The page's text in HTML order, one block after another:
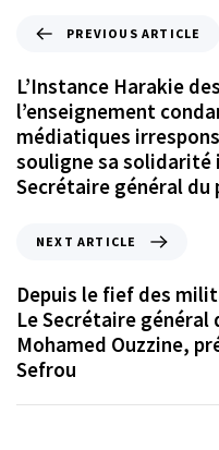
PREVIOUS ARTICLE
L’Instance Harakie
l’enseignement
médiatiques
souligne sa solidarité
Secrétaire général du
NEXT ARTICLE
Depuis le fief des
Le Secrétaire
Mohamed Ouzzine,
Sefrou